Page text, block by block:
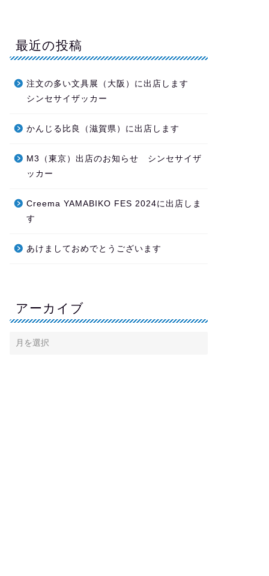
最近の投稿
注文の多い文具展（大阪）に出店します
シンセサイザッカー
かんじる比良（滋賀県）に出店します
M3（東京）出店のお知らせ シンセサイザ
ッカー
Creema YAMABIKO FES 2024に出店しま
す
あけましておめでとうございます
アーカイブ